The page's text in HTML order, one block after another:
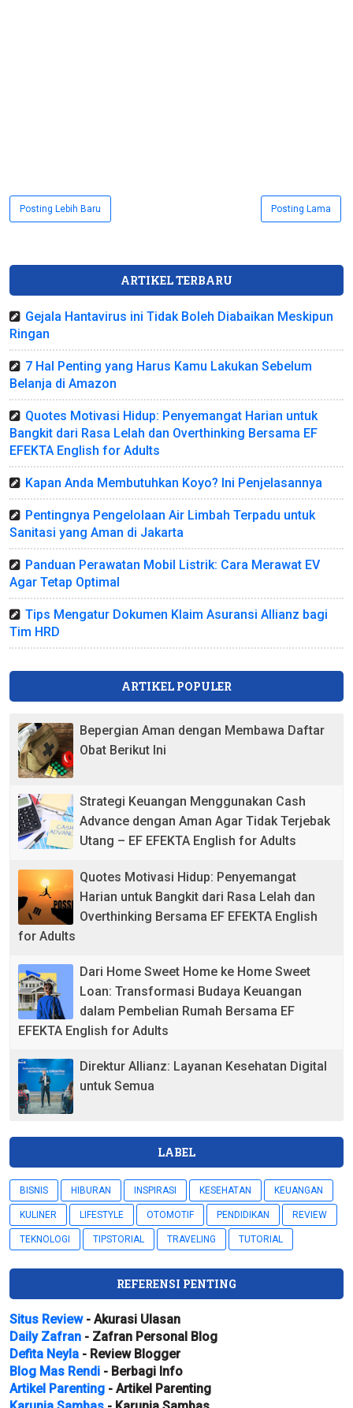
Posting Lebih Baru Posting Lama
ARTIKEL TERBARU
Gejala Hantavirus ini Tidak Boleh Diabaikan Meskipun
Ringan
7 Hal Penting yang Harus Kamu Lakukan Sebelum
Belanja di Amazon
Quotes Motivasi Hidup: Penyemangat Harian untuk
Bangkit dari Rasa Lelah dan Overthinking Bersama EF
EFEKTA English for Adults
Kapan Anda Membutuhkan Koyo? Ini Penjelasannya
Pentingnya Pengelolaan Air Limbah Terpadu untuk
Sanitasi yang Aman di Jakarta
Panduan Perawatan Mobil Listrik: Cara Merawat EV
Agar Tetap Optimal
Tips Mengatur Dokumen Klaim Asuransi Allianz bagi
Tim HRD
ARTIKEL POPULER
Bepergian Aman dengan Membawa Daftar
Obat Berikut Ini
Strategi Keuangan Menggunakan Cash
Advance dengan Aman Agar Tidak Terjebak
Utang – EF EFEKTA English for Adults
Quotes Motivasi Hidup: Penyemangat
Harian untuk Bangkit dari Rasa Lelah dan
Overthinking Bersama EF EFEKTA English
for Adults
Dari Home Sweet Home ke Home Sweet
Loan: Transformasi Budaya Keuangan
dalam Pembelian Rumah Bersama EF
EFEKTA English for Adults
Direktur Allianz: Layanan Kesehatan Digital
untuk Semua
LABEL
BISNIS HIBURAN INSPIRASI KESEHATAN KEUANGAN
KULINER LIFESTYLE OTOMOTIF PENDIDIKAN REVIEW
TEKNOLOGI TIPSTORIAL TRAVELING TUTORIAL
REFERENSI PENTING
Situs Review- Akurasi Ulasan
Daily Zafran - Zafran Personal Blog
Defita Neyla - Review Blogger
Blog Mas Rendi - Berbagi Info
Artikel Parenting - Artikel Parenting